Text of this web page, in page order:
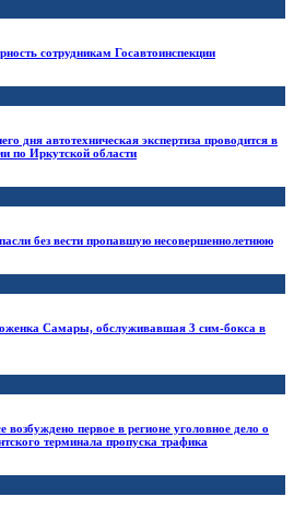
сотрудникам Госавтоинспекции
дня автотехническая экспертиза проводится в
по Иркутской области
без вести пропавшую несовершеннолетнюю
Самары, обслуживавшая 3 сим-бокса в
возбуждено первое в регионе уголовное дело о
терминала пропуска трафика